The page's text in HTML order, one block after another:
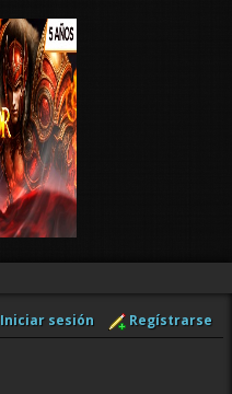
Iniciar sesión Regístrarse